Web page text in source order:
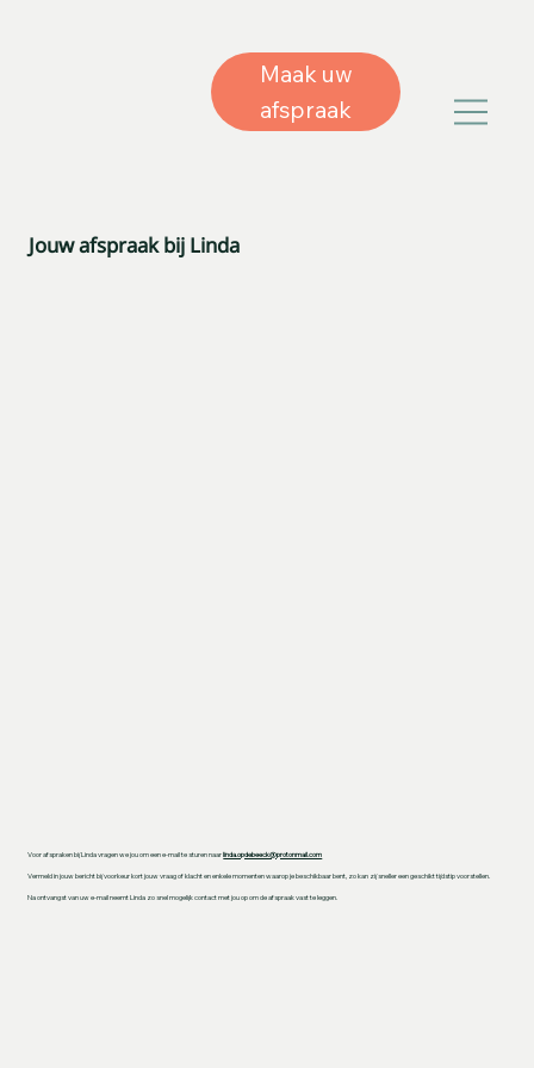
Maak uw
afspraak
Jouw afspraak bij Linda
Voor afspraken bij Linda vragen we jou om een e-mail te sturen naarlinda.opdebeeck@protonmail.com
Vermeld in jouw bericht bij voorkeur kort jouw vraag of klacht en enkele momenten waarop je beschikbaar bent, zo kan zij sneller een geschikt tijdstip voorstellen.
Na ontvangst van uw e-mail neemt Linda zo snel mogelijk contact met jou op om de afspraak vast te leggen.